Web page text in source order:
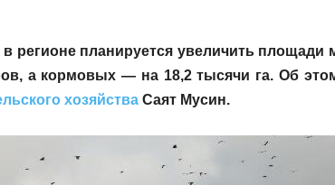
в регионе планируется увеличить площади
а кормовых — на 18,2 тысячи га. Об
хозяйства Саят Мусин.